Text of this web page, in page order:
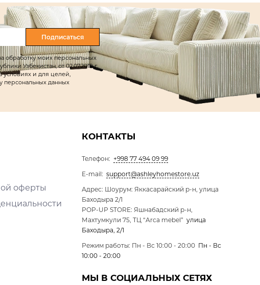
Подписаться
обработку моих персональных
Узбекистан, от 02.07.2019 г.
условиях и для целей,
персональных данных
оферты
КОНТАКТЫ
Телефон: +998 77 494 09 99
E-mail: support@ashleyhomestore.uz
Адрес: Шоурум: Яккасарайский р-н, улица
Баходыра 2/1
POP-UP STORE: Яшнабадский р-н,
Махтумкули 75, ТЦ “Arca mebel” улица
Баходыра, 2/1
Режим работы: Пн - Вс 10:00 - 20:00 Пн - Вс
10:00 - 20:00
МЫ В СОЦИАЛЬНЫХ СЕТЯХ